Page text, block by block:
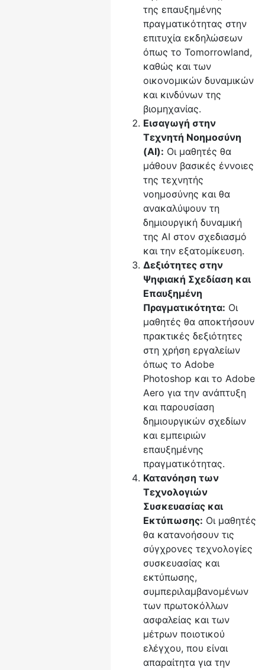
της επαυξημένης
πραγματικότητας στην
επιτυχία εκδηλώσεων
όπως το Tomorrowland,
καθώς και των
οικονομικών δυναμικών
και κινδύνων της
βιομηχανίας.
Εισαγωγή στην
Τεχνητή Νοημοσύνη
(AI): Οι μαθητές θα
μάθουν βασικές έννοιες
της τεχνητής
νοημοσύνης και θα
ανακαλύψουν τη
δημιουργική δυναμική
της AI στον σχεδιασμό
και την εξατομίκευση.
Δεξιότητες στην
Ψηφιακή Σχεδίαση και
Επαυξημένη
Πραγματικότητα: Οι
μαθητές θα αποκτήσουν
πρακτικές δεξιότητες
στη χρήση εργαλείων
όπως το Adobe
Photoshop και το Adobe
Aero για την ανάπτυξη
και παρουσίαση
δημιουργικών σχεδίων
και εμπειριών
επαυξημένης
πραγματικότητας.
Κατανόηση των
Τεχνολογιών
Συσκευασίας και
Εκτύπωσης: Οι μαθητές
θα κατανοήσουν τις
σύγχρονες τεχνολογίες
συσκευασίας και
εκτύπωσης,
συμπεριλαμβανομένων
των πρωτοκόλλων
ασφαλείας και των
μέτρων ποιοτικού
ελέγχου, που είναι
απαραίτητα για την